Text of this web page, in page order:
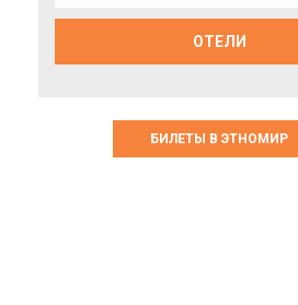
ОТЕЛИ
БИЛЕТЫ В ЭТНОМИР